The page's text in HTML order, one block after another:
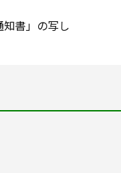
知書」の写し